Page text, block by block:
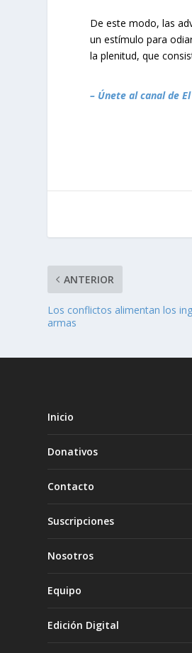
De este modo, las
un estímulo para
la plenitud, que
– Únete al canal de
ANTERIOR
Los conflictos alimentan los
armas
Inicio
Donativos
Contacto
Suscripciones
Nosotros
Equipo
Edición Digital